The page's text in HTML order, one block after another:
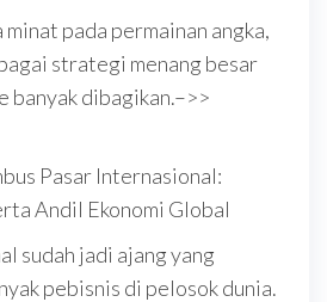
pada permainan angka,
strategi menang besar
banyak dibagikan.–>>
Pasar Internasional:
Andil Ekonomi Global
sudah jadi ajang yang
pebisnis di pelosok dunia.